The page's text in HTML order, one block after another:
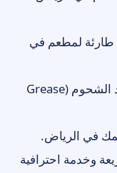
طارئة لمطعم في
هل لديكم خبرة في التعامل مع مصائد الشحوم (Grease
في الرياض.
وخدمة احترافية